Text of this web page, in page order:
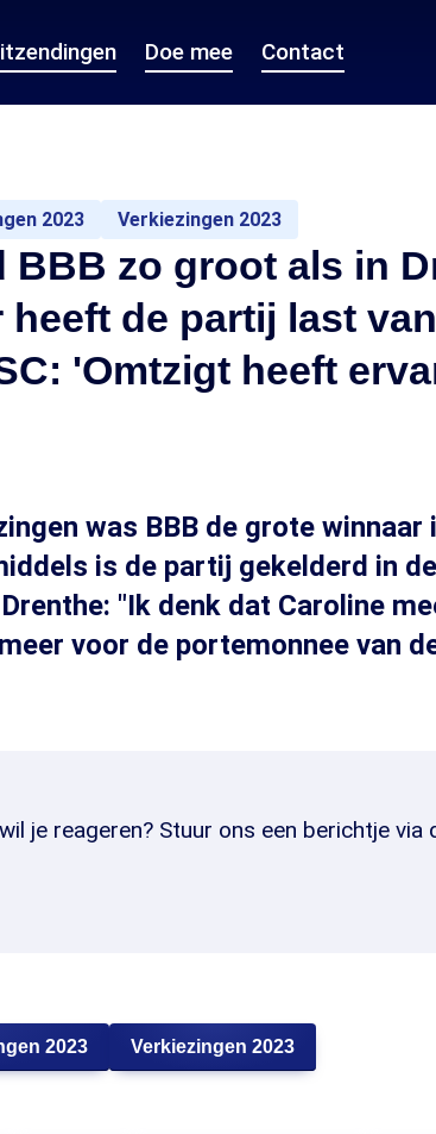
Doe mee Contact
2023 Verkiezingen 2023
BBB zo groot als in
heeft de partij last van
'Omtzigt heeft
was BBB de grote winnaar
is de partij gekelderd in
"Ik denk dat Caroline
voor de portemonnee van
je reageren? Stuur ons een berichtje via
2023
Verkiezingen 2023